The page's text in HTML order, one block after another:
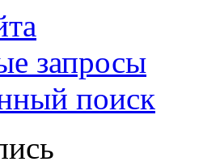
запросы
поиск